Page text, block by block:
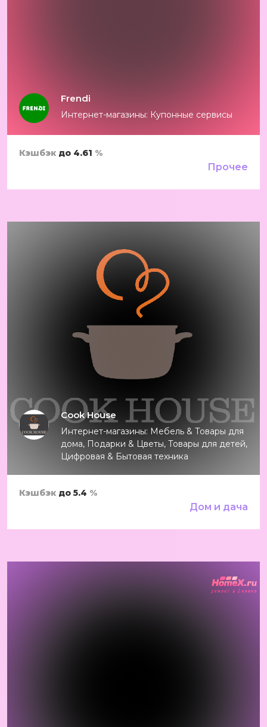
Frendi
Интернет-магазины: Купонные сервисы
Кэшбэк до 4.61 %
Прочее
Cook House
Интернет-магазины: Мебель & Товары для
дома, Подарки & Цветы, Товары для детей,
Цифровая & Бытовая техника
Кэшбэк до 5.4 %
Дом и дача